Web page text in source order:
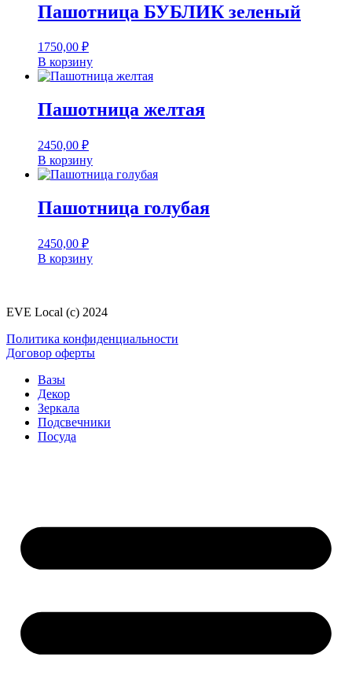
Пашотница БУБЛИК зеленый
1750,00 ₽
В корзину
Пашотница желтая
2450,00 ₽
В корзину
Пашотница голубая
2450,00 ₽
В корзину
EVE Local (c) 2024
Политика конфиденциальности
Договор оферты
Вазы
Декор
Зеркала
Подсвечники
Посуда